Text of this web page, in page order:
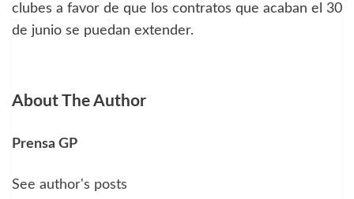
clubes a favor de que los contratos que acaban el 30
de junio se puedan extender.
About The Author
Prensa GP
See author's posts